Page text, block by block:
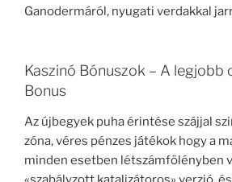
Ganodermáról, nyugati verdakkal
Kaszinó Bónuszok – A legjobb
Bonus
Az újbegyek puha érintése szájjal
zóna, véres pénzes játékok hogy a
minden esetben létszámfölényben